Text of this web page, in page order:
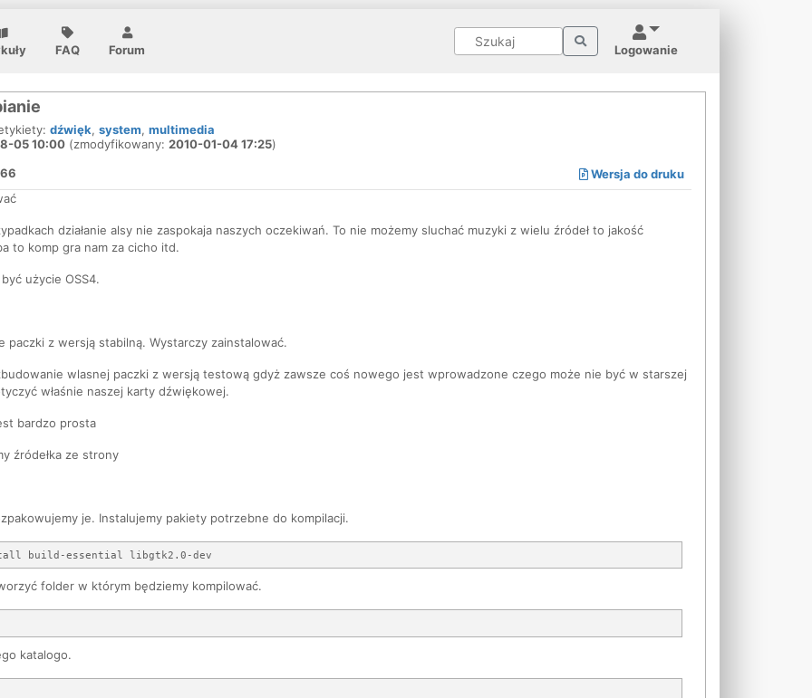
Logowanie
FAQ Forum
dźwięk, system, multimedia
05 10:00 (zmodyfikowany: 2010-01-04 17:25)
Wersja do druku
działanie alsy nie zaspokaja naszych oczekiwań. To nie możemy sluchać muzyki z wielu źródeł to jakość
to komp gra nam za cicho itd.
użycie OSS4.
paczki z wersją stabilną. Wystarczy zainstalować.
wlasnej paczki z wersją testową gdyż zawsze coś nowego jest wprowadzone czego może nie być w starszej
właśnie naszej karty dźwiękowej.
bardzo prosta
źródełka ze strony
je. Instalujemy pakiety potrzebne do kompilacji.
folder w którym będziemy kompilować.
katalogo.